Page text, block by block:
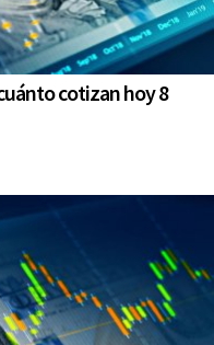
cotizan hoy 8